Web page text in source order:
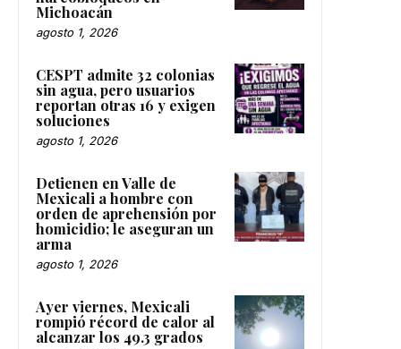
Michoacán
agosto 1, 2026
CESPT admite 32 colonias
sin agua, pero usuarios
reportan otras 16 y exigen
soluciones
agosto 1, 2026
Detienen en Valle de
Mexicali a hombre con
orden de aprehensión por
homicidio; le aseguran un
arma
agosto 1, 2026
Ayer viernes, Mexicali
rompió récord de calor al
alcanzar los 49.3 grados